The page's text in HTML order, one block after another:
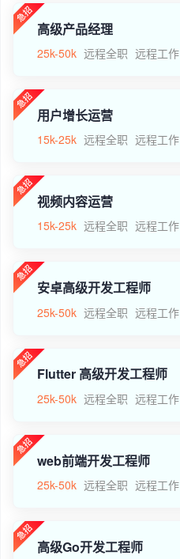
高级产品经理
25k-50k 远程全职 远程工作
用户增长运营
15k-25k 远程全职 远程工作
视频内容运营
15k-25k 远程全职 远程工作
安卓高级开发工程师
25k-50k 远程全职 远程工作
Flutter 高级开发工程师
25k-50k 远程全职 远程工作
web前端开发工程师
25k-50k 远程全职 远程工作
高级Go开发工程师